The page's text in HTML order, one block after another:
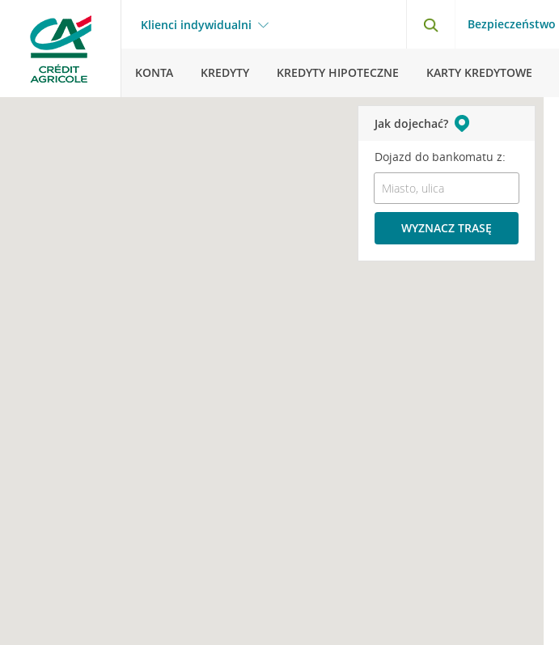
Klienci indywidualni Bezpieczeństwo
KONTA KREDYTY KREDYTY HIPOTECZNE KARTY KREDYTOWE
Jak dojechać?
Dojazd do bankomatu z:
WYZNACZ TRASĘ